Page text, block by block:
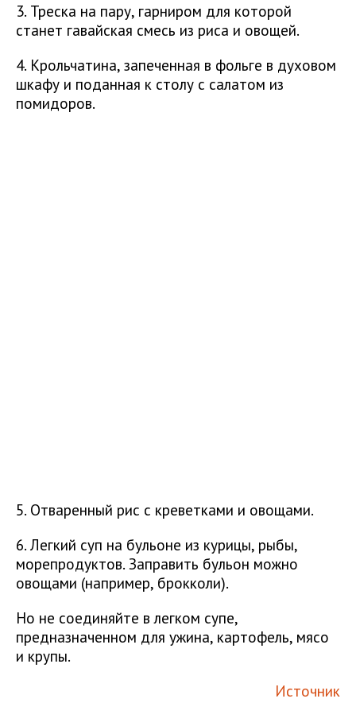
3. Треска на пару, гарниром для которой
станет гавайская смесь из риса и овощей.
4. Крольчатина, запеченная в фольге в духовом
шкафу и поданная к столу с салатом из
помидоров.
5. Отваренный рис с креветками и овощами.
6. Легкий суп на бульоне из курицы, рыбы,
морепродуктов. Заправить бульон можно
овощами (например, брокколи).
Но не соединяйте в легком супе,
предназначенном для ужина, картофель, мясо
и крупы.
Источник